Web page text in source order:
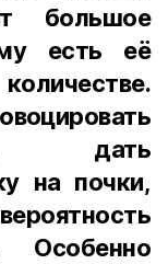
большое
есть её
дать
на почки,
Особенно